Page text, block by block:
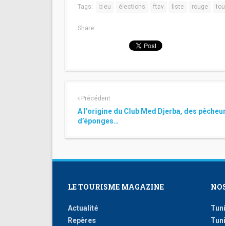
Tags: bleu élections ftav liste rouge
Share:
Précédent
A l’origine du Club Med Djerba, des
d’éponges…
LE TOURISME MAGAZINE
Actualité
Repères